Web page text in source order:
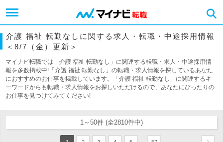
介護 福祉 転勤なしに関する求人・転職・中途採用情報
＜8/7（金）更新＞
マイナビ転職では「介護 福祉 転勤なし」に関連する転職・求人・中途採用情
報を多数掲載中!「介護 福祉 転勤なし」の転職・求人情報を探しているあなた
におすすめのお仕事を掲載しています。「介護 福祉 転勤なし」に関連するキ
ーワードからも転職・求人情報をお探しいただけるので、あなたにぴったりの
お仕事を見つけてみてください!
1～50件 (全2810件中)